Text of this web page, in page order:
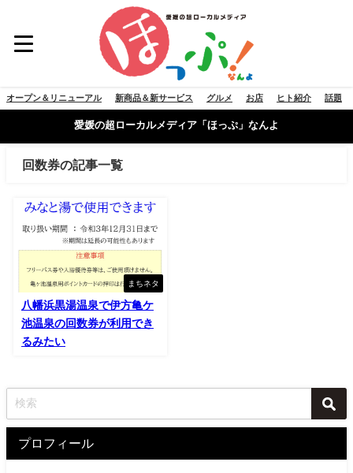
オープン＆リニューアル 新商品＆新サービス グルメ お店 ヒト紹介 話題
愛媛の超ローカルメディア「ほっぷ」なんよ
回数券の記事一覧
まちネタ
八幡浜黒湯温泉で伊方亀ケ
池温泉の回数券が利用でき
るみたい
プロフィール